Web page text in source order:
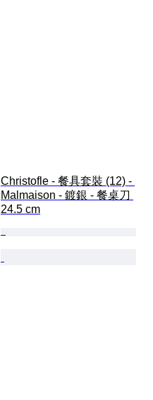
Christofle - 餐具套裝 (12) -
Malmaison - 鍍銀 - 餐桌刀
24.5 cm